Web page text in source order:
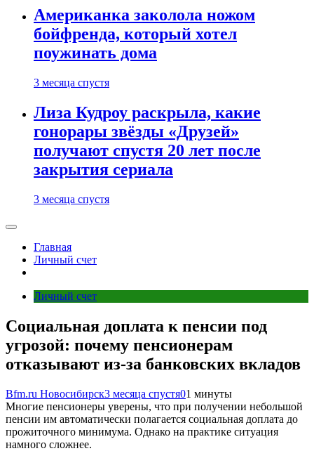
Американка заколола ножом
бойфренда, который хотел
поужинать дома
3 месяца спустя
Лиза Кудроу раскрыла, какие
гонорары звёзды «Друзей»
получают спустя 20 лет после
закрытия сериала
3 месяца спустя
Главная
Личный счет
Личный счет
Социальная доплата к пенсии под
угрозой: почему пенсионерам
отказывают из-за банковских вкладов
Bfm.ru Новосибирск3 месяца спустя01 минуты
Многие пенсионеры уверены, что при получении небольшой
пенсии им автоматически полагается социальная доплата до
прожиточного минимума. Однако на практике ситуация
намного сложнее.